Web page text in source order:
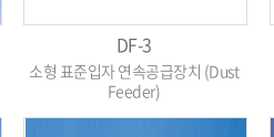
DF-3
소형 표준입자 연속공급장치 (Dust
Feeder)